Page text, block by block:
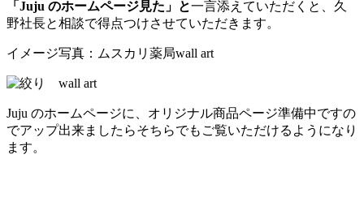
「Juju のホームページ見た」と一言添えていただくと、久
野社長と相談で得点つけさせていただきます。
イメージ写真：ムスカリ薬局wall art
Juju のホームページに、オリジナル商品ページ準備中ですの
でアップ出来ましたらそちらでもご覧いただけるようになり
ます。